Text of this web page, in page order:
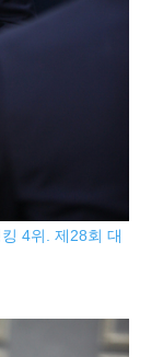
4위. 제28회 대